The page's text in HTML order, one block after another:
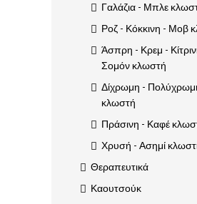
Γαλάζια - Μπλε
Ροζ - Κόκκινη - Μοβ
Άσπρη - Κρεμ -
Σομόν κλωστή
Δίχρωμη -
κλωστή
Πράσινη - Καφέ
Χρυσή - Ασημί
Θεραπευτικά
Καουτσούκ